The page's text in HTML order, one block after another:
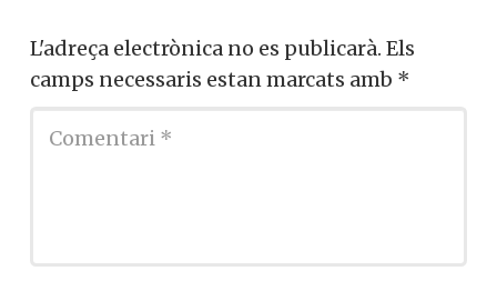
L'adreça electrònica no es publicarà. Els
camps necessaris estan marcats amb *